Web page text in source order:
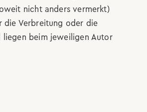
nicht anders vermerkt)
die Verbreitung oder die
beim jeweiligen Autor